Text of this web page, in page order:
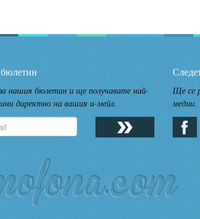
нашия бюлетин и ще получавате най-
директно на вашия и-мейл.
Ще се
медии.